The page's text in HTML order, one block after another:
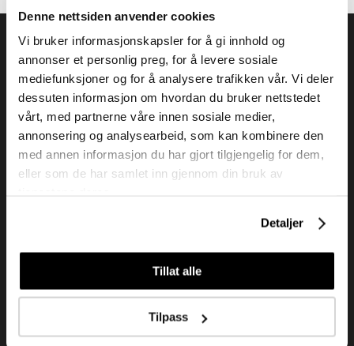
Denne nettsiden anvender cookies
Vi bruker informasjonskapsler for å gi innhold og
annonser et personlig preg, for å levere sosiale
mediefunksjoner og for å analysere trafikken vår. Vi deler
dessuten informasjon om hvordan du bruker nettstedet
vårt, med partnerne våre innen sosiale medier,
annonsering og analysearbeid, som kan kombinere den
med annen informasjon du har gjort tilgjengelig for dem,
eller som de har samlet inn gjennom din bruk av
Detaljer
Tillat alle
Tilpass
Tendenz Hårpleie AS er en solid totalleverandør av
eksklusive merker og profesjonelle produkter til
frisør.
Telefon: +47 22 92 50 00